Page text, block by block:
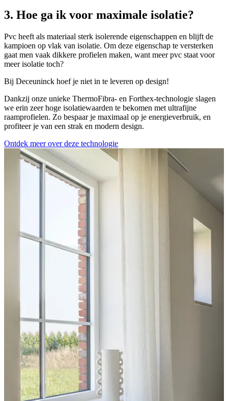
3. Hoe ga ik voor maximale isolatie?
Pvc heeft als materiaal sterk isolerende eigenschappen en blijft de
kampioen op vlak van isolatie. Om deze eigenschap te versterken
gaat men vaak dikkere profielen maken, want meer pvc staat voor
meer isolatie toch?
Bij Deceuninck hoef je niet in te leveren op design!
Dankzij onze unieke ThermoFibra- en Forthex-technologie slagen
we erin zeer hoge isolatiewaarden te bekomen met ultrafijne
raamprofielen. Zo bespaar je maximaal op je energieverbruik, en
profiteer je van een strak en modern design.
Ontdek meer over deze technologie